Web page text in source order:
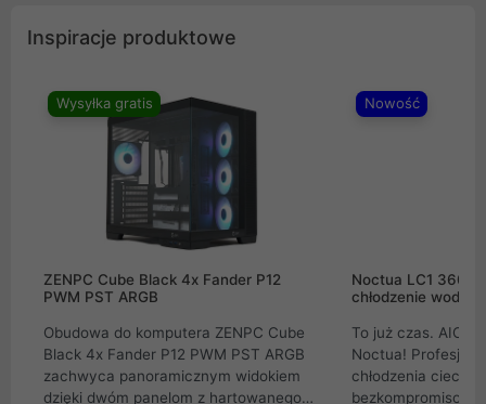
Inspiracje produktowe
Wysyłka gratis
ZENPC Cube Black 4x Fander P12
PWM PST ARGB
Obudowa do komputera ZENPC Cube
Black 4x Fander P12 PWM PST ARGB
zachwyca panoramicznym widokiem
dzięki dwóm panelom z hartowanego
Nowość
Noctua LC1
chłodzenie wodne
To już czas. AIO
Noctua!
chłodzenia cieczą